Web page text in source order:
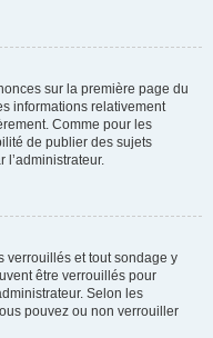
sur la première page du
informations relativement
Comme pour les
de publier des sujets
l’administrateur.
verrouillés et tout sondage y
être verrouillés pour
Selon les
pouvez ou non verrouiller